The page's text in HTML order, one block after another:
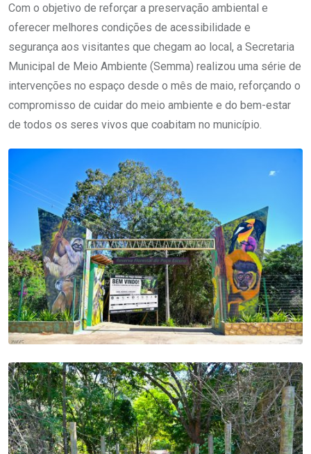
Com o objetivo de reforçar a preservação ambiental e
oferecer melhores condições de acessibilidade e
segurança aos visitantes que chegam ao local, a Secretaria
Municipal de Meio Ambiente (Semma) realizou uma série de
intervenções no espaço desde o mês de maio, reforçando o
compromisso de cuidar do meio ambiente e do bem-estar
de todos os seres vivos que coabitam no município.